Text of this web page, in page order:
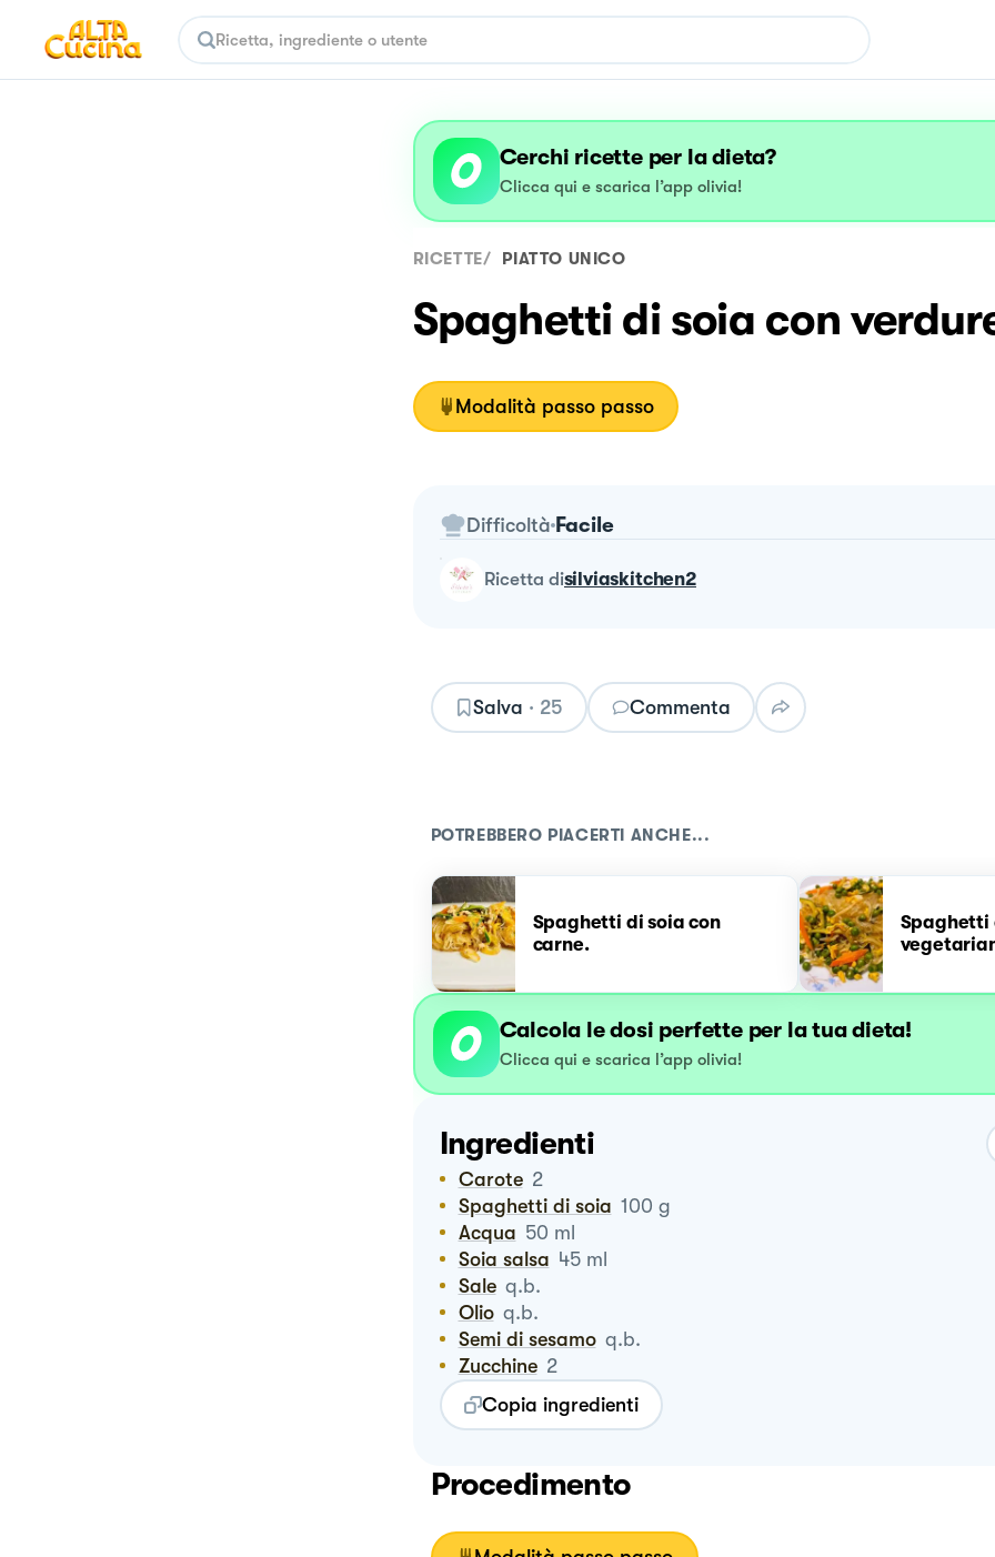
Cerchi ricette per la dieta?
Clicca qui e scarica l’app olivia!
RICETTE/ PIATTO UNICO
Spaghetti di soia con
Modalità passo passo
Difficoltà Facile
ricetta disilviaskitchen2
Salva · 25 Commenta
POTREBBERO PIACERTI ANCHE...
Spaghetti di soia con
carne.
Spaghetti
Calcola le dosi perfette per la tua dieta!
Clicca qui e scarica l’app olivia!
Ingredienti
Carote 2
Spaghetti di soia 100 g
Acqua 50 ml
Soia salsa 45 ml
Sale q.b.
Olio q.b.
Semi di sesamo q.b.
Zucchine 2
Copia ingredienti
Procedimento